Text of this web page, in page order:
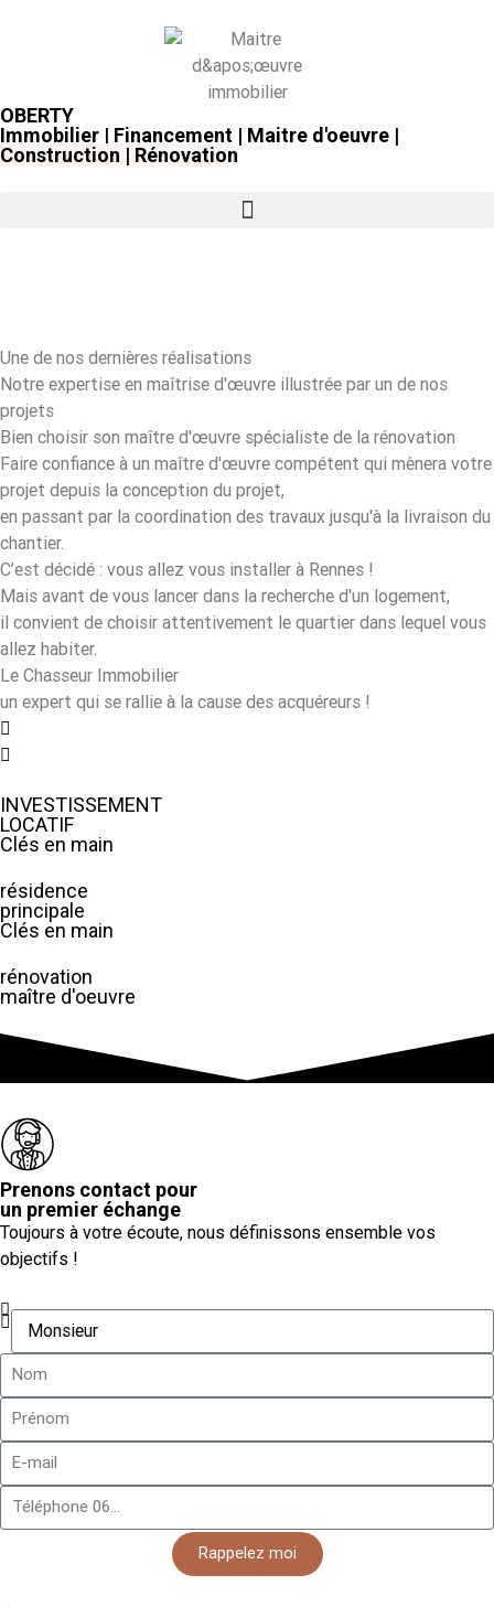
OBERTY
Immobilier | Financement | Maitre d'oeuvre |
Construction | Rénovation
Une de nos dernières réalisations
Notre expertise en maîtrise d'œuvre illustrée par un de nos
projets
Bien choisir son maître d'œuvre spécialiste de la rénovation
Faire confiance à un maître d'œuvre compétent qui mènera votre
projet depuis la conception du projet,
en passant par la coordination des travaux jusqu'à la livraison du
chantier.
C’est décidé : vous allez vous installer à Rennes !
Mais avant de vous lancer dans la recherche d'un logement,
il convient de choisir attentivement le quartier dans lequel vous
allez habiter.
Le Chasseur Immobilier
un expert qui se rallie à la cause des acquéreurs !
INVESTISSEMENT
LOCATIF
Clés en main
résidence
principale
Clés en main
rénovation
maître d'oeuvre
Prenons contact pour
un premier échange
Toujours à votre écoute, nous définissons ensemble vos
objectifs !
Rappelez moi